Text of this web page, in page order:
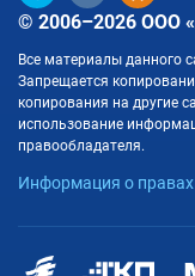
© 2006–2026 ООО
Все материалы данного
Запрещается
копирования на другие
использование
правообладателя.
Информация о